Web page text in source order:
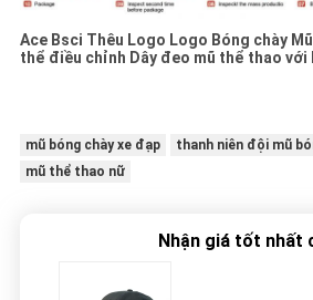
Ace Bsci Thêu Logo Logo Bóng chày
thể điều chỉnh Dây đeo mũ thể thao với
mũ bóng chày xe đạp
thanh niên đội mũ
mũ thể thao nữ
Nhận giá tốt nhất